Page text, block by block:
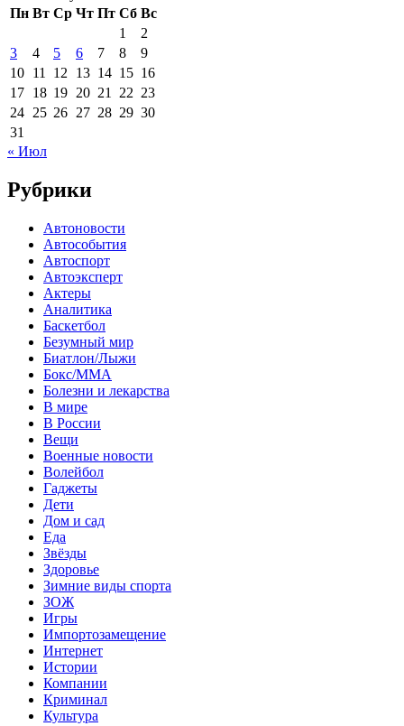
Пн Вт Ср Чт Пт Сб Вс
1
2
3
4 5 6 7 8
9
10 11 12 13 14 15 16
17 18 19 20 21 22 23
24 25 26 27 28 29 30
31
« Июл
Рубрики
Автоновости
Автособытия
Автоспорт
Автоэксперт
Актеры
Аналитика
Баскетбол
Безумный мир
Биатлон/Лыжи
Бокс/MMA
Болезни и лекарства
В мире
В России
Вещи
Военные новости
Волейбол
Гаджеты
Дети
Дом и сад
Еда
Звёзды
Здоровье
Зимние виды спорта
ЗОЖ
Игры
Импортозамещение
Интернет
Истории
Компании
Криминал
Культура